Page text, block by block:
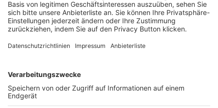
Login SpielPlus
FOLGE DEM BFV
TOP-VEREINE